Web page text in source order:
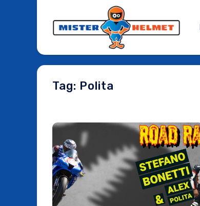
Tag: Polita